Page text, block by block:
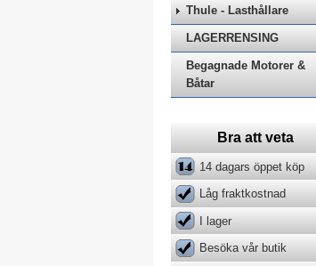
Thule - Lasthållare
LAGERRENSING
Begagnade Motorer &
Båtar
Bra att veta
14 dagars öppet köp
Låg fraktkostnad
I lager
Besöka vår butik